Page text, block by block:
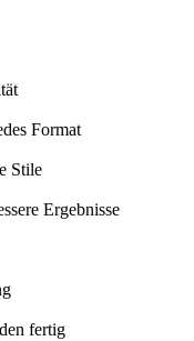
Format
Stile
Ergebnisse
fertig